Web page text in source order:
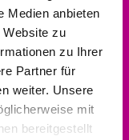
Medien anbieten
Website zu
zu Ihrer
Partner für
weiter. Unsere
mit
bereitgestellt